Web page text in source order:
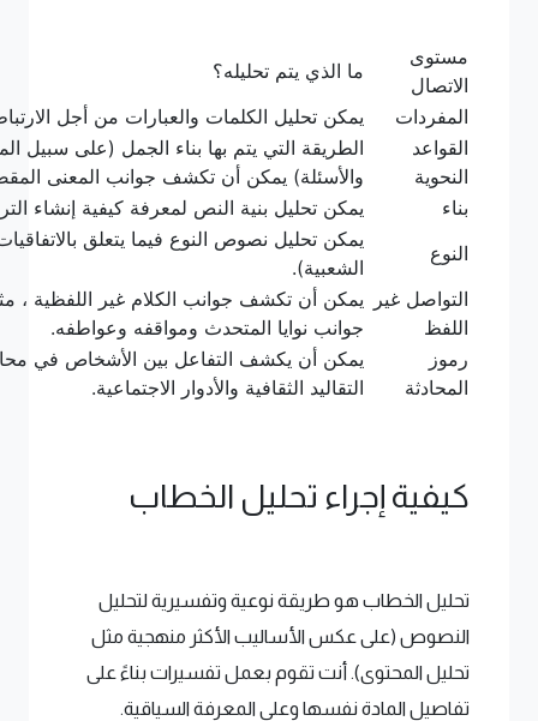
مستوى
الاتصال
ما الذي يتم تحليله؟
المفردات
يمكن تحليل الكلمات والعبارات من أجل
القواعد
النحوية
الطريقة التي يتم بها بناء الجمل (على سبيل
والأسئلة) يمكن أن تكشف جوانب المعنى
بناء
يمكن تحليل بنية النص لمعرفة كيفية إنشاء
النوع
يمكن تحليل نصوص النوع فيما يتعلق
الشعبية).
التواصل غير
اللفظ
يمكن أن تكشف جوانب الكلام غير اللفظية ،
جوانب نوايا المتحدث ومواقفه وعواطفه.
رموز
المحادثة
يمكن أن يكشف التفاعل بين الأشخاص في
التقاليد الثقافية والأدوار الاجتماعية.
كيفية إجراء تحليل الخطاب
تحليل الخطاب هو طريقة نوعية وتفسيرية لتحليل
النصوص (على عكس الأساليب الأكثر منهجية مثل
تحليل المحتوى). أنت تقوم بعمل تفسيرات بناءً على
تفاصيل المادة نفسها وعلى المعرفة السياقية.